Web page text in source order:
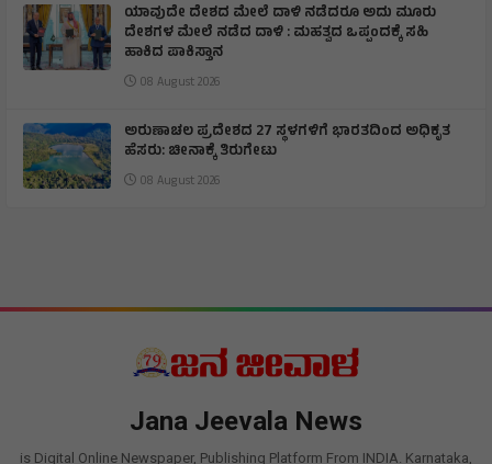
ಯಾವುದೇ ದೇಶದ ಮೇಲೆ ದಾಳಿ ನಡೆದರೂ ಅದು ಮೂರು
ದೇಶಗಳ ಮೇಲೆ ನಡೆದ ದಾಳಿ : ಮಹತ್ವದ ಒಪ್ಪಂದಕ್ಕೆ ಸಹಿ
ಹಾಕಿದ ಪಾಕಿಸ್ತಾನ
08 August 2026
ಅರುಣಾಚಲ ಪ್ರದೇಶದ 27 ಸ್ಥಳಗಳಿಗೆ ಭಾರತದಿಂದ ಅಧಿಕೃತ
ಹೆಸರು: ಚೀನಾಕ್ಕೆ ತಿರುಗೇಟು
08 August 2026
Jana Jeevala News
is Digital Online Newspaper, Publishing Platform From INDIA. Karnataka,